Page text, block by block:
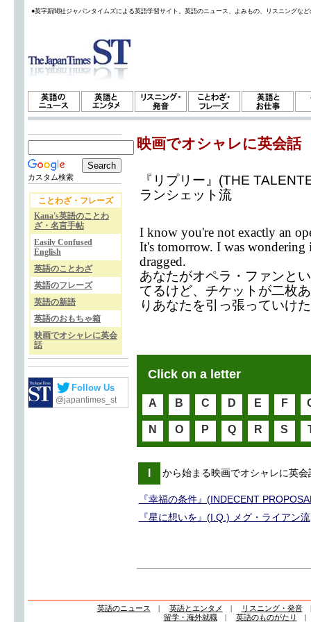
●英字新聞社ジャパンタイムズによる英語学習サイト。英語のニュース、よみもの、リスニングな
カスタム検索
ことわざ・フレーズ
Kana's英語のことわ
ざ・名言手帖
Easily Confused
English
英語のことわざ
英語のフレーズ
英語の新語
英語のおもちゃ箱
映画でオシャレに英会
話
Follow Us
@japantimes_st
映画でオシャレに英会話
『リプリー』(THE
ランシェット流
I know you're not exactly an
It's tomorrow. I was wondering
dragged.
あなたがオペラ・ファンと
てるけど、チケットが二枚
りあなたを引っ張っていけ
Click on a letter
A B C D E F
N O P Q R S
から始まる映画でオシャレに英会
『幸福の条件』(INDECENT
『星に想いを』(I.Q.) メグ・ライアン流
英語のニュース | 英語とエンタメ | リスニング・発音
留学・海外就職| 英語のものがたり